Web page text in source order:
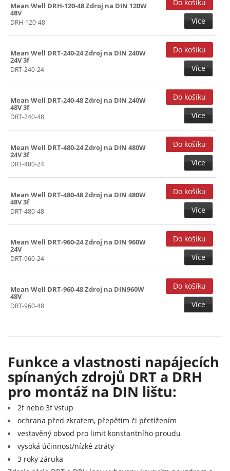
Mean Well DRH-120-48 Zdroj na DIN 120W
48V
DRH-120-48 Více
Mean Well DRT-240-24 Zdroj na DIN 240W
24V 3f
DRT-240-24 Více
Mean Well DRT-240-48 Zdroj na DIN 240W
48V 3f
DRT-240-48 Více
Mean Well DRT-480-24 Zdroj na DIN 480W
24V 3f
DRT-480-24 Více
Mean Well DRT-480-48 Zdroj na DIN 480W
48V 3f
DRT-480-48 Více
Mean Well DRT-960-24 Zdroj na DIN 960W
24V
DRT-960-24 Více
Mean Well DRT-960-48 Zdroj na DIN960W
48V
DRT-960-48 Více
Funkce a vlastnosti napájecích
spínaných zdrojů DRT a DRH
pro montáž na DIN lištu:
2f nebo 3f vstup
ochrana před zkratem, přepětím či přetížením
vestavěný obvod pro limit konstantního proudu
vysoká účinnost/nízké ztráty
3 roky záruka